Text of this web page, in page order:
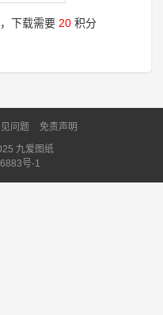
下载需要 20 积分
问题
免责声明
九爱图纸
号-1